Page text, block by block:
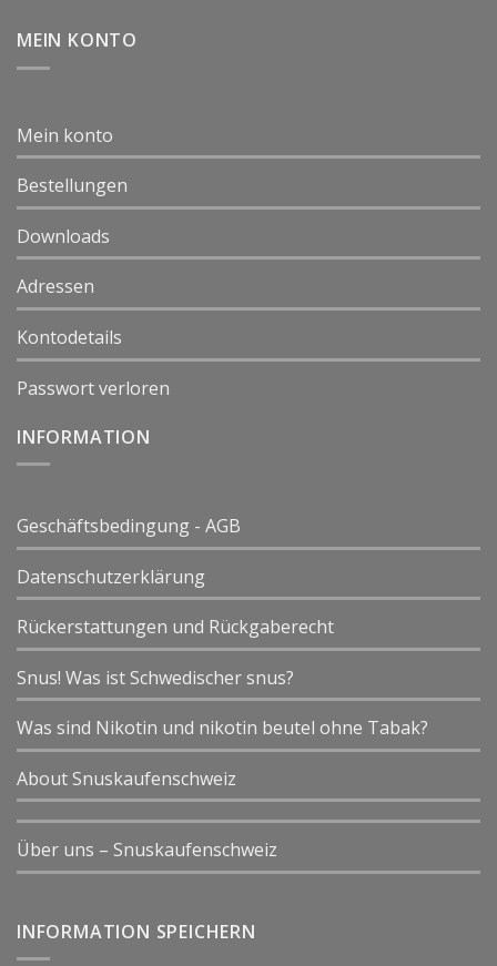
MEIN KONTO
Mein konto
Bestellungen
Downloads
Adressen
Kontodetails
Passwort verloren
INFORMATION
Geschäftsbedingung - AGB
Datenschutzerklärung
Rückerstattungen und Rückgaberecht
Snus! Was ist Schwedischer snus?
Was sind Nikotin und nikotin beutel ohne Tabak?
About Snuskaufenschweiz
Über uns – Snuskaufenschweiz
INFORMATION SPEICHERN